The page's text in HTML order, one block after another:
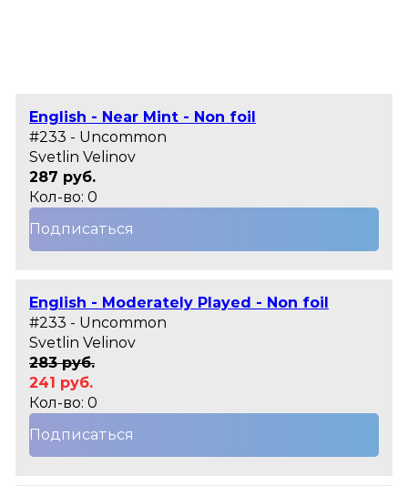
English - Near Mint - Non foil
#233 - Uncommon
Svetlin Velinov
287 руб.
Кол-во: 0
Подписаться
English - Moderately Played - Non foil
#233 - Uncommon
Svetlin Velinov
283 руб.
241 руб.
Кол-во: 0
Подписаться